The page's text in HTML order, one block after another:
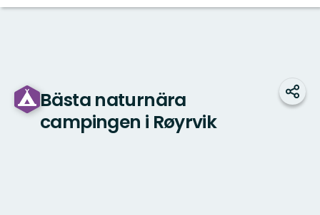
Bästa naturnära
campingen i Røyrvik